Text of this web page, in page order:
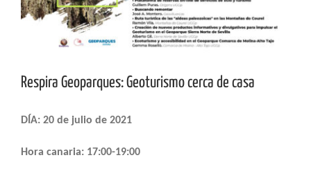
Respira Geoparques: Geoturismo cerca de casa
DÍA: 20 de julio de 2021
Hora canaria: 17:00-19:00